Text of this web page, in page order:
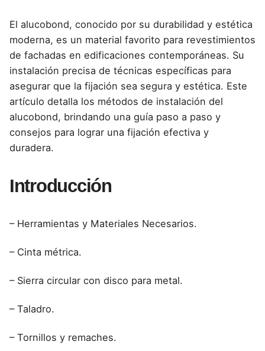
El alucobond, conocido por su durabilidad y estética
moderna, es un material favorito para revestimientos
de fachadas en edificaciones contemporáneas. Su
instalación precisa de técnicas específicas para
asegurar que la fijación sea segura y estética. Este
artículo detalla los métodos de instalación del
alucobond, brindando una guía paso a paso y
consejos para lograr una fijación efectiva y
duradera.
Introducción
– Herramientas y Materiales Necesarios.
– Cinta métrica.
– Sierra circular con disco para metal.
– Taladro.
– Tornillos y remaches.